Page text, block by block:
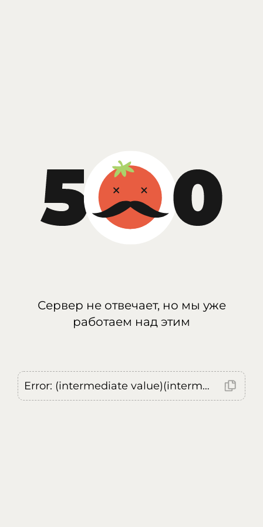
Сервер не отвечает, но мы уже
работаем над этим
Error: (intermediate value)(intermediate value)(intermediate value).replaceAll is not a function